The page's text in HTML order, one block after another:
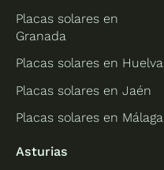
Placas solares en
Granada
Placas solares en Huelva
Placas solares en Jaén
Placas solares en Málaga
Asturias